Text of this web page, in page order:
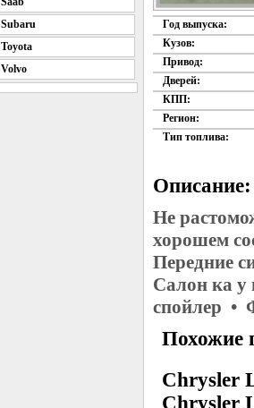
Год выпуска:
Кузов:
Привод:
Дверей:
КПП:
Регион:
Тип топлива:
Описание:
Не
хорошем
Передние
Салон ка у
спойлер •
Похожие
Chrysler
Chrysler
Subaru
Toyota
Volvo